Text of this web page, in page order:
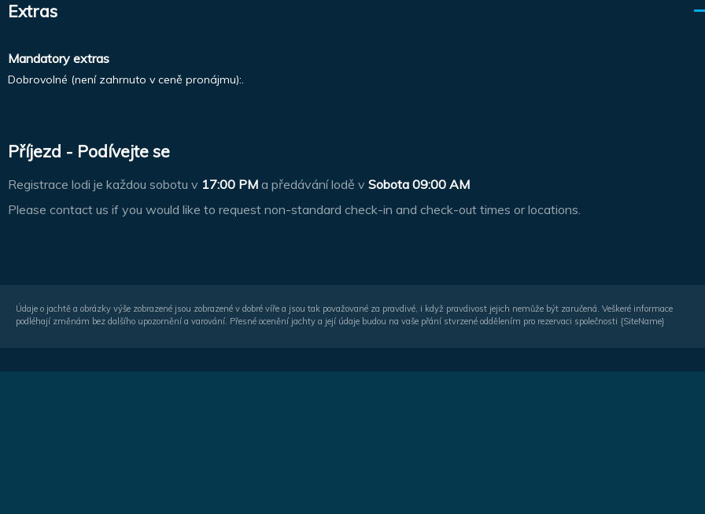
Extras
Mandatory extras
Dobrovolné (není zahrnuto v ceně pronájmu):.
Příjezd - Podívejte se
Registrace lodi je každou sobotu v 17:00 PM a předávání lodě v Sobota 09:00 AM
Please contact us if you would like to request non-standard check-in and check-out times or locations.
Údaje o jachtě a obrázky výše zobrazené jsou zobrazené v dobré víře a jsou tak považované za pravdivé, i když pravdivost jejich nemůže být zaručená. Veškeré informace
podléhají změnám bez dalšího upozornění a varování. Přesné ocenění jachty a její údaje budou na vaše přání stvrzené oddělením pro rezervaci společnosti {SiteName}